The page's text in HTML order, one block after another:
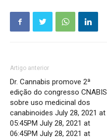
Artigo anterior
Dr. Cannabis promove 2ª
edição do congresso CNABIS
sobre uso medicinal dos
canabinoides July 28, 2021 at
05:45PM July 28, 2021 at
06:45PM July 28, 2021 at